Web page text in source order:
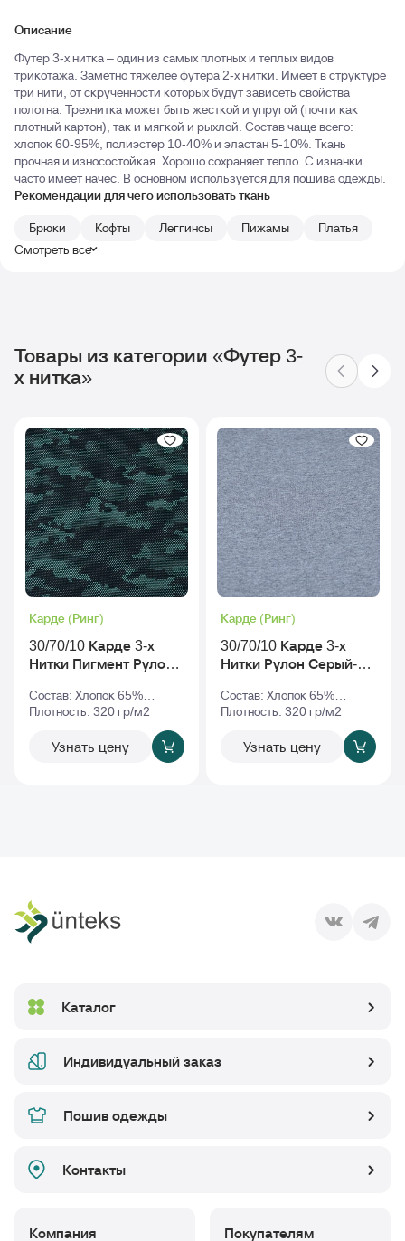
Описание
Футер 3-х нитка – один из самых плотных и теплых видов
трикотажа. Заметно тяжелее футера 2-х нитки. Имеет в структуре
три нити, от скрученности которых будут зависеть свойства
полотна. Трехнитка может быть жесткой и упругой (почти как
плотный картон), так и мягкой и рыхлой. Состав чаще всего:
хлопок 60-95%, полиэстер 10-40% и эластан 5-10%. Ткань
прочная и износостойкая. Хорошо сохраняет тепло. С изнанки
часто имеет начес. В основном используется для пошива одежды.
Рекомендации для чего использовать ткань
Брюки
Кофты Леггинсы Пижамы
Платья
Смотреть все
Товары из категории «Футер 3-
х нитка»
Карде (Ринг)
30/70/10 Карде 3-х
Нитки Пигмент Рулон
v2
Состав: Хлопок 65%
Полиэстер 35%
Плотность: 320 гр/м2
Узнать цену
Карде (Ринг)
30/70/10 Карде 3-х
Нитки Рулон Серый-
Состав: Хлопок 65%
Полиэстер 35%
Плотность: 320 гр/м2
Узнать цену
Каталог
Индивидуальный заказ
Пошив одежды
Контакты
Компания Покупателям